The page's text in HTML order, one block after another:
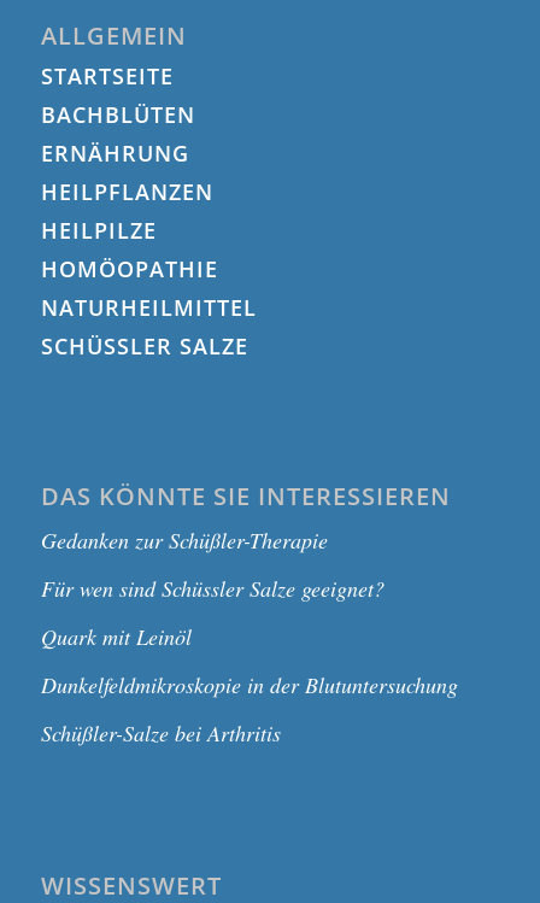
ALLGEMEIN
STARTSEITE
BACHBLÜTEN
ERNÄHRUNG
HEILPFLANZEN
HEILPILZE
HOMÖOPATHIE
NATURHEILMITTEL
SCHÜSSLER SALZE
DAS KÖNNTE SIE INTERESSIEREN
Gedanken zur Schüßler-Therapie
Für wen sind Schüssler Salze geeignet?
Quark mit Leinöl
Dunkelfeldmikroskopie in der Blutuntersuchung
Schüßler-Salze bei Arthritis
WISSENSWERT